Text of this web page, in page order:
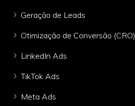
Geração de Leads
Otimização de Conversão (CRO)
LinkedIn Ads
TikTok Ads
Meta Ads